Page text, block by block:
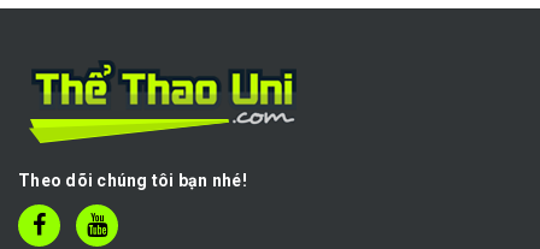
Theo dõi chúng tôi bạn nhé!